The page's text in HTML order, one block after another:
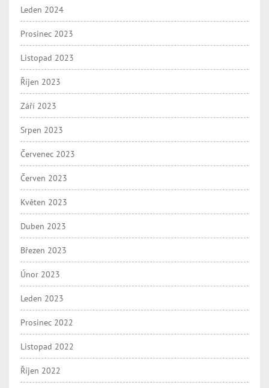
Leden 2024
Prosinec 2023
Listopad 2023
Říjen 2023
Září 2023
Srpen 2023
Červenec 2023
Červen 2023
Květen 2023
Duben 2023
Březen 2023
Únor 2023
Leden 2023
Prosinec 2022
Listopad 2022
Říjen 2022